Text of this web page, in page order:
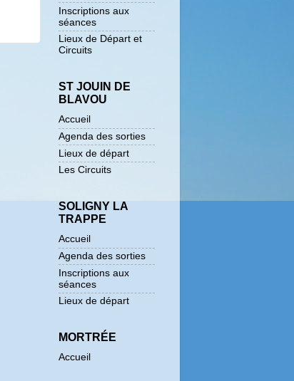
Inscriptions aux
séances
Lieux de Départ et
Circuits
ST JOUIN DE
BLAVOU
Accueil
Agenda des sorties
Lieux de départ
Les Circuits
SOLIGNY LA
TRAPPE
Accueil
Agenda des sorties
Inscriptions aux
séances
Lieux de départ
MORTRÉE
Accueil